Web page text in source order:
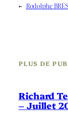
← Rodolphe
PLUS DE
Richard
– Juillet